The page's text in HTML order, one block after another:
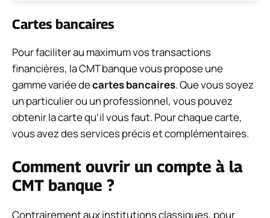
Cartes bancaires
Pour faciliter au maximum vos transactions
financières, la CMT banque vous propose une
gamme variée decartesbancaires. Que vous soyez
un particulier ou un professionnel, vous pouvez
obtenir la carte qu’il vous faut. Pour chaque carte,
vous avez des services précis et complémentaires.
Comment ouvrir un compte à la
CMT banque ?
Contrairement aux institutions classiques, pour